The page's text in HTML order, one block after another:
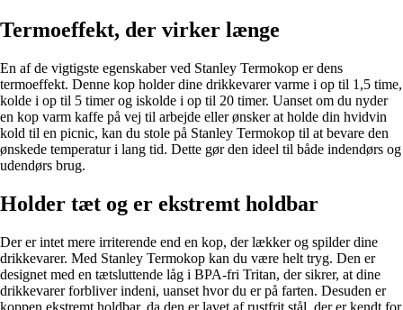
Termoeffekt, der virker længe
En af de vigtigste egenskaber ved Stanley Termokop er dens
termoeffekt. Denne kop holder dine drikkevarer varme i op til 1,5 time,
kolde i op til 5 timer og iskolde i op til 20 timer. Uanset om du nyder
en kop varm kaffe på vej til arbejde eller ønsker at holde din hvidvin
kold til en picnic, kan du stole på Stanley Termokop til at bevare den
ønskede temperatur i lang tid. Dette gør den ideel til både indendørs og
udendørs brug.
Holder tæt og er ekstremt holdbar
Der er intet mere irriterende end en kop, der lækker og spilder dine
drikkevarer. Med Stanley Termokop kan du være helt tryg. Den er
designet med en tætsluttende låg i BPA-fri Tritan, der sikrer, at dine
drikkevarer forbliver indeni, uanset hvor du er på farten. Desuden er
koppen ekstremt holdbar, da den er lavet af rustfrit stål, der er kendt for